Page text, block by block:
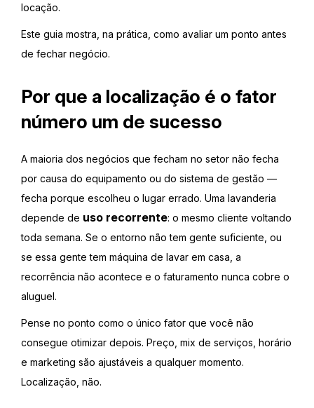
locação.
Este guia mostra, na prática, como avaliar um ponto antes
de fechar negócio.
Por que a localização é o fator
número um de sucesso
A maioria dos negócios que fecham no setor não fecha
por causa do equipamento ou do sistema de gestão —
fecha porque escolheu o lugar errado. Uma lavanderia
depende de uso recorrente: o mesmo cliente voltando
toda semana. Se o entorno não tem gente suficiente, ou
se essa gente tem máquina de lavar em casa, a
recorrência não acontece e o faturamento nunca cobre o
aluguel.
Pense no ponto como o único fator que você não
consegue otimizar depois. Preço, mix de serviços, horário
e marketing são ajustáveis a qualquer momento.
Localização, não.